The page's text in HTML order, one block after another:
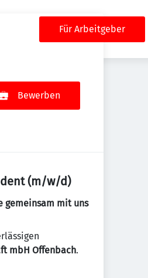
Für Arbeitgeber
Bewerben
(m/w/d)
gemeinsam mit uns
mbH Offenbach.